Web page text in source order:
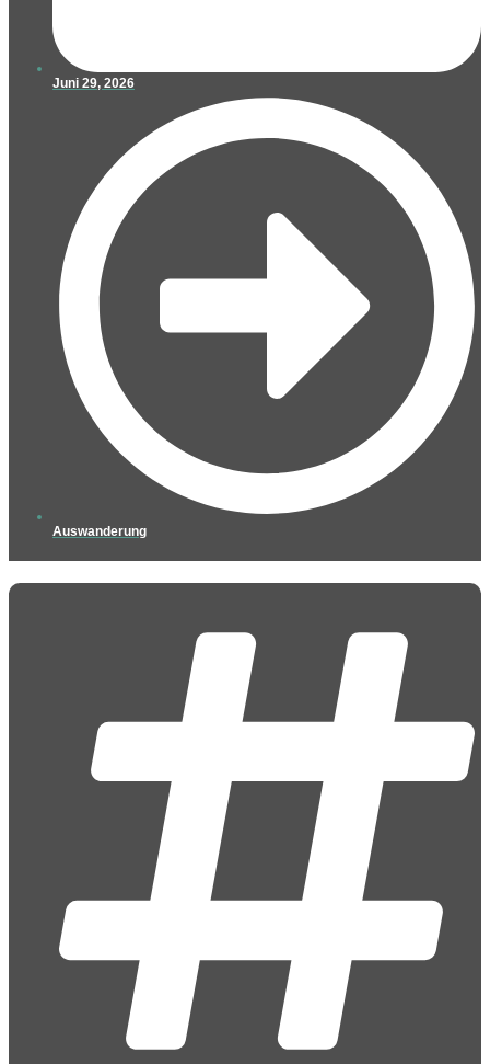
Juni 29, 2026
Auswanderung